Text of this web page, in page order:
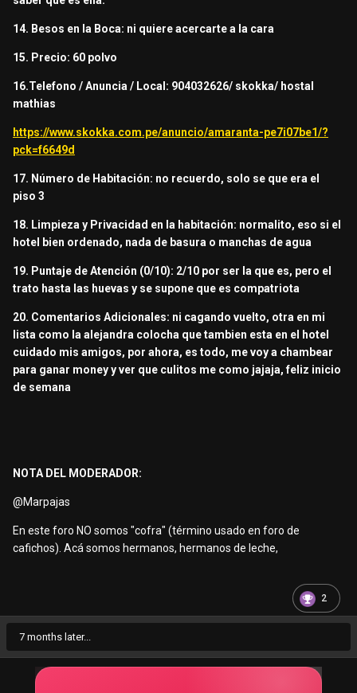
14. Besos en la Boca: ni quiere acercarte a la cara
15. Precio: 60 polvo
16.Telefono / Anuncia / Local: 904032626/ skokka/ hostal
mathias
https://www.skokka.com.pe/anuncio/amaranta-pe7i07be1/?
pck=f6649d
17. Número de Habitación: no recuerdo, solo se que era el
piso 3
18. Limpieza y Privacidad en la habitación: normalito, eso si el
hotel bien ordenado, nada de basura o manchas de agua
19. Puntaje de Atención (0/10): 2/10 por ser la que es, pero el
trato hasta las huevas y se supone que es compatriota
20. Comentarios Adicionales: ni cagando vuelto, otra en mi
lista como la alejandra colocha que tambien esta en el hotel
cuidado mis amigos, por ahora, es todo, me voy a chambear
para ganar money y ver que culitos me como jajaja, feliz inicio
de semana
NOTA DEL MODERADOR:
@Marpajas
En este foro NO somos "cofra" (término usado en foro de
cafichos). Acá somos hermanos, hermanos de leche,
2
7 months later...